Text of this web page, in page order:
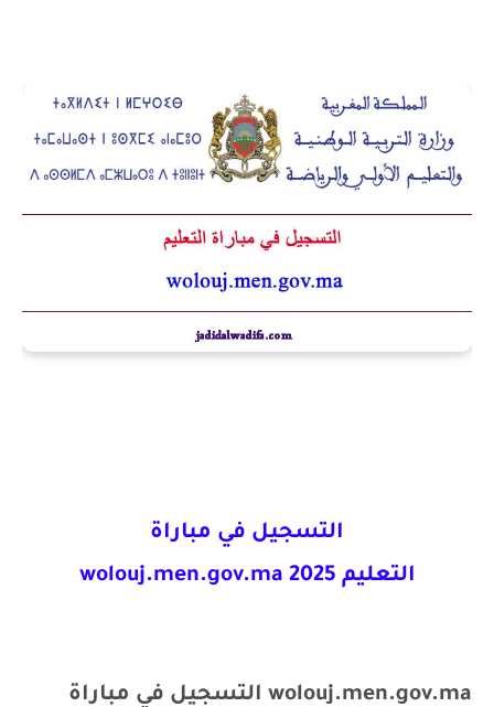
التسجيل في مباراة
التعليم
wolouj.men.gov.ma
wolouj.men.gov.ma التسجيل في مباراة